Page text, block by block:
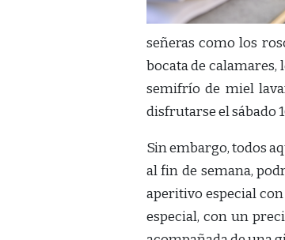
señeras como los
bocata de
semifrío de miel
disfrutarse el sábado
Sin embargo, todos
al fin de semana,
aperitivo especial
especial, con un